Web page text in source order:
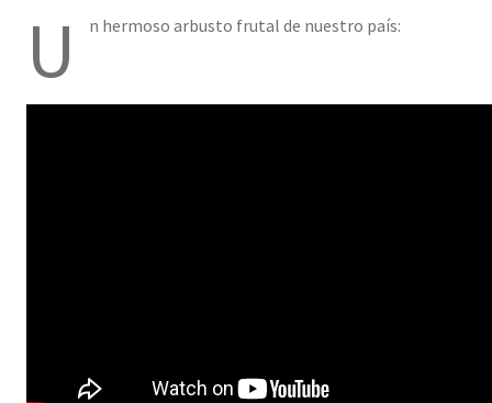
U n hermoso arbusto frutal de nuestro país: